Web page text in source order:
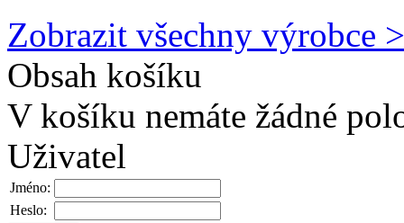
Zobrazit všechny výrobce
Obsah košíku
V košíku nemáte žádné
Uživatel
Jméno:
Heslo: